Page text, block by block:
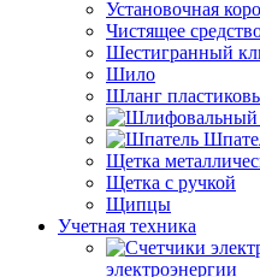
Установочная
Чистящее
Шестигранный
Шило
Шланг
Щетка
Щетка с ручкой
Щипцы
Учетная техника
электроэнергии